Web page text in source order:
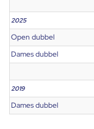
2025
Open dubbel
Dames dubbel
2019
Dames dubbel